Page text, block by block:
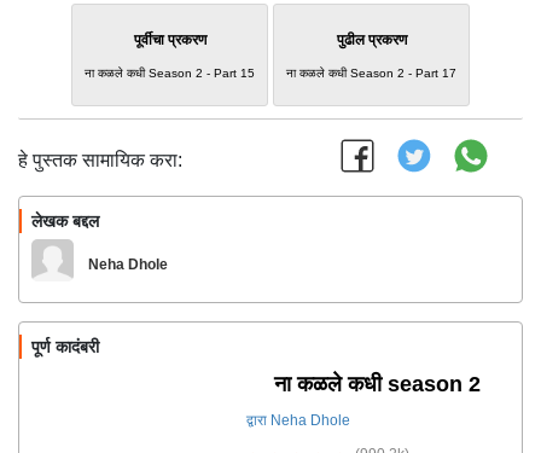
पूर्वीचा प्रकरण
ना कळले कधी Season 2 - Part 15
पुढील प्रकरण
ना कळले कधी Season 2 - Part 17
हे पुस्तक सामायिक करा:
लेखक बद्दल
Neha Dhole
पूर्ण कादंबरी
ना कळले कधी season 2
द्वारा Neha Dhole